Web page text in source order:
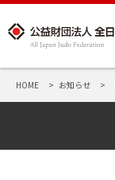
HOME お知らせ